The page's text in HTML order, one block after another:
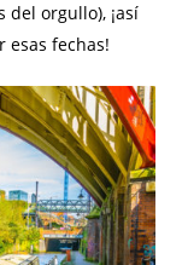
orgullo), ¡así
esas fechas!